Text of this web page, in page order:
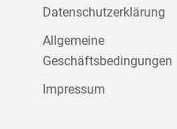
Datenschutzerklärung
Allgemeine
Geschäftsbedingungen
Impressum